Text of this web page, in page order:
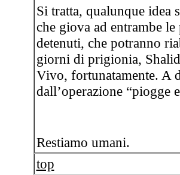
Si tratta, qualunque idea
che giova ad entrambe
detenuti, che potranno
giorni di prigionia,
Vivo, fortunatamente. A
dall’operazione “piogge
Restiamo umani.
top